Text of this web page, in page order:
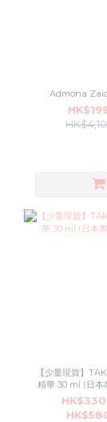
Admona
【少量現貨】
精華 30 ml (日本